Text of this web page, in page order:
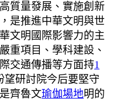
質量發展、實施創新
是推進中華文明與世
文明國際影響力的主
重項目、學科建設、
交通傳播等方面持1
望研討院今后要堅守
齊魯文瑜伽場地明的